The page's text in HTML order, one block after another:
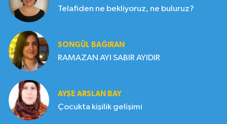
Telafiden ne bekliyoruz, ne buluruz?
SONGÜL BAĞIRAN
RAMAZAN AYI SABIR AYIDIR
AYŞE ARSLAN BAY
Çocukta kişilik gelişimi